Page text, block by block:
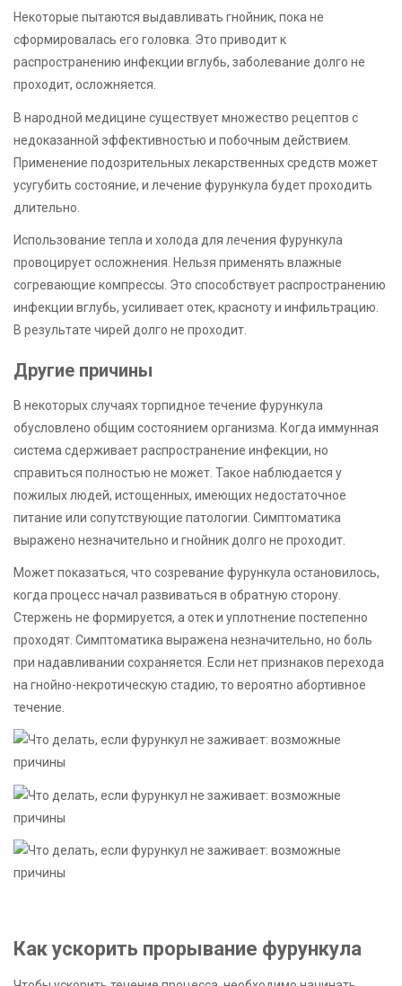
Некоторые пытаются выдавливать гнойник, пока не
сформировалась его головка. Это приводит к
распространению инфекции вглубь, заболевание долго не
проходит, осложняется.
В народной медицине существует множество рецептов с
недоказанной эффективностью и побочным действием.
Применение подозрительных лекарственных средств может
усугубить состояние, и лечение фурункула будет проходить
длительно.
Использование тепла и холода для лечения фурункула
провоцирует осложнения. Нельзя применять влажные
согревающие компрессы. Это способствует распространению
инфекции вглубь, усиливает отек, красноту и инфильтрацию.
В результате чирей долго не проходит.
Другие причины
В некоторых случаях торпидное течение фурункула
обусловлено общим состоянием организма. Когда иммунная
система сдерживает распространение инфекции, но
справиться полностью не может. Такое наблюдается у
пожилых людей, истощенных, имеющих недостаточное
питание или сопутствующие патологии. Симптоматика
выражено незначительно и гнойник долго не проходит.
Может показаться, что созревание фурункула остановилось,
когда процесс начал развиваться в обратную сторону.
Стержень не формируется, а отек и уплотнение постепенно
проходят. Симптоматика выражена незначительно, но боль
при надавливании сохраняется. Если нет признаков перехода
на гнойно-некротическую стадию, то вероятно абортивное
течение.
Как ускорить прорывание фурункула